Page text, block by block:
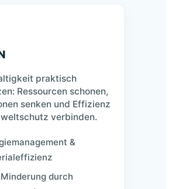
praktisch
Ressourcen schonen,
senken und Effizienz
verbinden.
&
Minderung durch